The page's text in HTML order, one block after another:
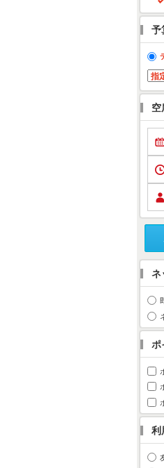
予
空
ネ
ポ
利